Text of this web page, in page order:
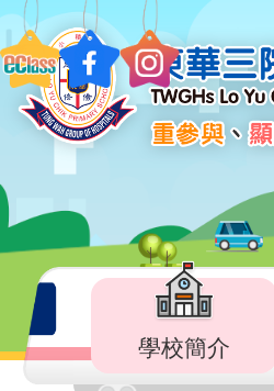
移至主內容
Main
navigation
學校簡介